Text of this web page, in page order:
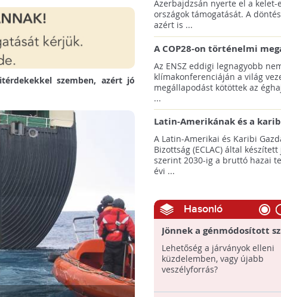
szemben, azért jó
Azerbajdzsán nyerte el a kelet-
országok támogatását. A
azért is ...
A COP28-on történelmi
született! - Összefoglaló az
klímacsúcsáról
Az ENSZ eddigi legnagyobb
klímakonferenciáján a világ
megállapodást kötöttek az
...
Latin-Amerikának és a
térségnek növelniük kell
az éghajlatvédelmi célok
A Latin-Amerikai és Karibi
Bizottság (ECLAC) által
szerint 2030-ig a bruttó hazai
évi ...
Hasonló
Jönnek a génmódosított
- ezt kell tudnunk róluk
Lehetőség a járványok elleni
küzdelemben, vagy újabb
veszélyforrás?